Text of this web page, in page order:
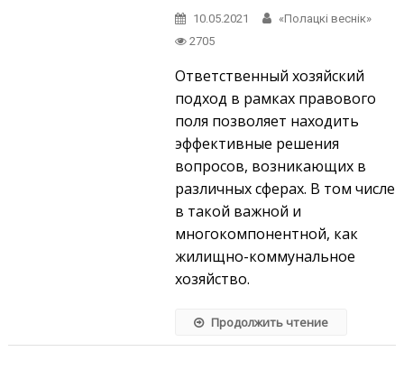
10.05.2021
«Полацкі веснік»
2705
Ответственный хозяйский
подход в рамках правового
поля позволяет находить
эффективные решения
вопросов, возникающих в
различных сферах. В том числе
в такой важной и
многокомпонентной, как
жилищно-коммунальное
хозяйство.
Продолжить чтение